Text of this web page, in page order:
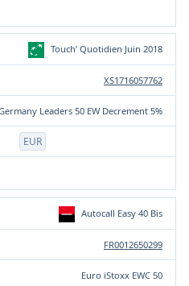
Touch’ Quotidien Juin 2018
XS1716057762
Leaders 50 EW Decrement 5%
EUR
Autocall Easy 40 Bis
FR0012650299
Euro iStoxx EWC 50